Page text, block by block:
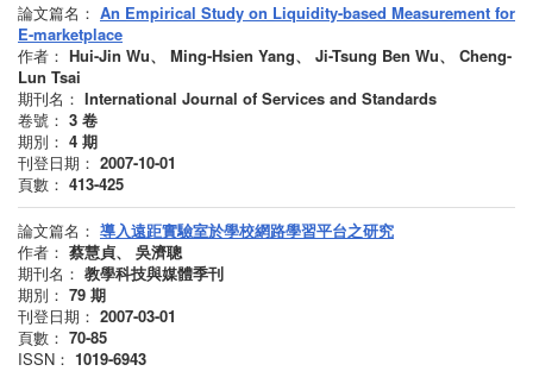
論文篇名： An Empirical Study on Liquidity-based Measurement for
E-marketplace
作者： Hui-Jin Wu、 Ming-Hsien Yang、 Ji-Tsung Ben Wu、 Cheng-
Lun Tsai
期刊名： International Journal of Services and Standards
卷號： 3 卷
期別： 4 期
刊登日期： 2007-10-01
頁數： 413-425
論文篇名： 導入遠距實驗室於學校網路學習平台之研究
作者： 蔡慧貞、 吳濟聰
期刊名： 教學科技與媒體季刊
期別： 79 期
刊登日期： 2007-03-01
頁數： 70-85
ISSN： 1019-6943